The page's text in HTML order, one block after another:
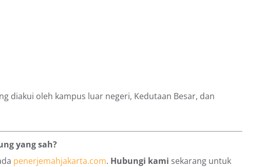
diakui oleh kampus luar negeri, Kedutaan Besar, dan
yang sah?
penerjemahjakarta.com. Hubungi kami sekarang untuk